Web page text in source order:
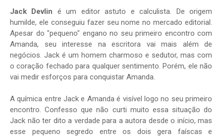
Jack Devlin é um editor astuto e calculista. De origem
humilde, ele conseguiu fazer seu nome no mercado editorial.
Apesar do "pequeno" engano no seu primeiro encontro com
Amanda, seu interesse na escritora vai mais além de
negócios. Jack é um homem charmoso e sedutor, mas com
o coração fechado para qualquer sentimento. Porém, ele não
vai medir esforços para conquistar Amanda.
A química entre Jack e Amanda é visível logo no seu primeiro
encontro. Confesso que não curti muito essa situação do
Jack não ter dito a verdade para a autora desde o início, mas
esse pequeno segredo entre os dois gera faíscas e